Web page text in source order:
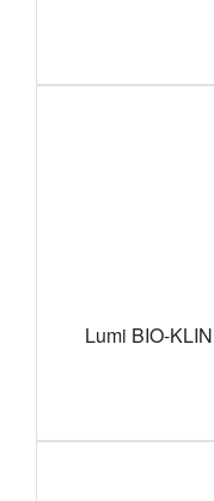
Lumi BIO-